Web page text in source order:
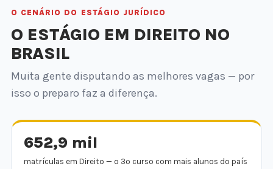
O CENÁRIO DO ESTÁGIO JURÍDICO
O ESTÁGIO EM DIREITO NO
BRASIL
Muita gente disputando as melhores vagas — por
isso o preparo faz a diferença.
652,9 mil
matrículas em Direito — o 3º curso com mais alunos do país